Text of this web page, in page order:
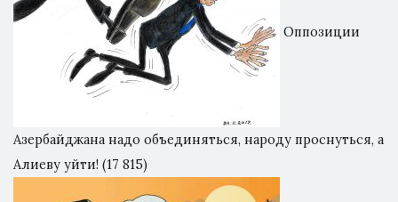
Оппозиции
Азербайджана надо объединяться, народу проснуться, а
Алиеву уйти! (17 815)